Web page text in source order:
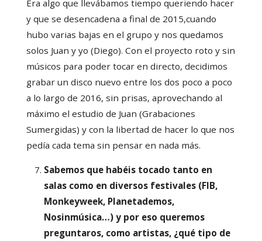
Era algo que llevábamos tiempo queriendo hacer
y que se desencadena a final de 2015,cuando
hubo varias bajas en el grupo y nos quedamos
solos Juan y yo (Diego). Con el proyecto roto y sin
músicos para poder tocar en directo, decidimos
grabar un disco nuevo entre los dos poco a poco
a lo largo de 2016, sin prisas, aprovechando al
máximo el estudio de Juan (Grabaciones
Sumergidas) y con la libertad de hacer lo que nos
pedía cada tema sin pensar en nada más.
Sabemos que habéis tocado tanto en
salas como en diversos festivales (FIB,
Monkeyweek, Planetademos,
Nosinmúsica…) y por eso queremos
preguntaros, como artistas, ¿qué tipo de